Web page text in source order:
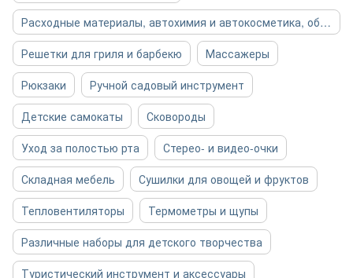
Расходные материалы, автохимия и автокосметика, общее
Решетки для гриля и барбекю
Массажеры
Рюкзаки
Ручной садовый инструмент
Детские самокаты
Сковороды
Уход за полостью рта
Стерео- и видео-очки
Складная мебель
Сушилки для овощей и фруктов
Тепловентиляторы
Термометры и щупы
Различные наборы для детского творчества
Туристический инструмент и аксессуары